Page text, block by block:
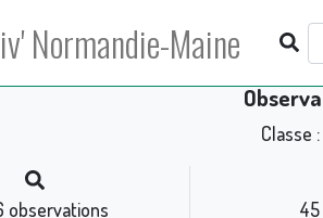
Normandie-Maine
Classe :
observations 45